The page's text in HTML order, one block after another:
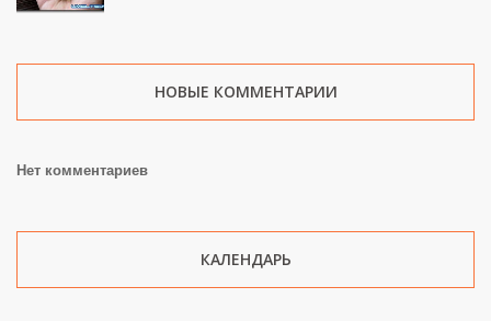
НОВЫЕ КОММЕНТАРИИ
Нет комментариев
КАЛЕНДАРЬ